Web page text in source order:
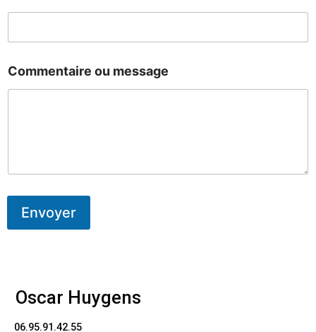
Commentaire ou message
Envoyer
Oscar Huygens
06.95.91.42.55